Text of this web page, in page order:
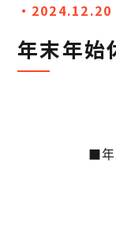
・2024.12.20
年末年始
■年